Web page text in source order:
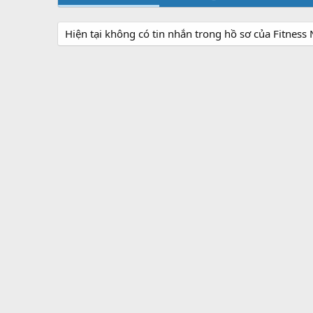
Hiện tại không có tin nhắn trong hồ sơ của Fitness